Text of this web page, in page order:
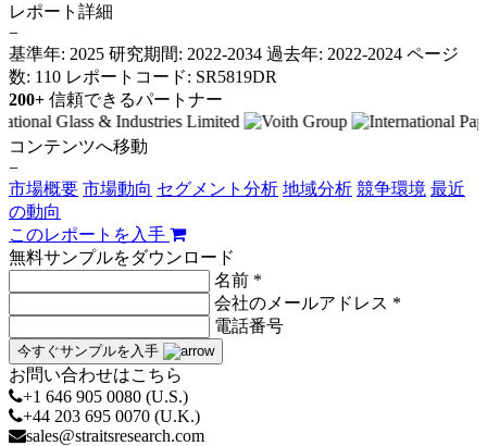
レポート詳細
−
基準年: 2025 研究期間: 2022-2034 過去年: 2022-2024 ページ
数: 110 レポートコード: SR5819DR
200+ 信頼できるパートナー
コンテンツへ移動
−
市場概要 市場動向 セグメント分析 地域分析 競争環境 最近
の動向
このレポートを入手
無料サンプルをダウンロード
名前 *
会社のメールアドレス *
電話番号
今すぐサンプルを入手
お問い合わせはこちら
+1 646 905 0080 (U.S.)
+44 203 695 0070 (U.K.)
sales@straitsresearch.com